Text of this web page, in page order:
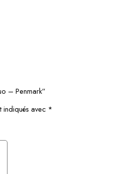
– Penmark”
indiqués avec *